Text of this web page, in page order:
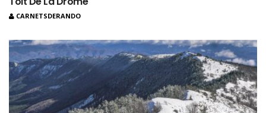
CARNETSDERANDO